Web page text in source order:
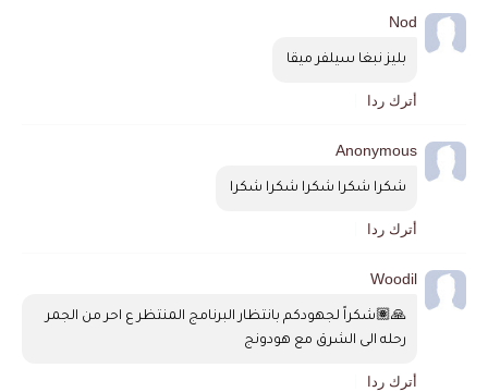
Nod
بليز نبغا سيلفر ميقا
أترك ردا
Anonymous
شكرا شكرا شكرا شكرا شكرا
أترك ردا
Woodil
🙏🏽شكراً لجهودكم بانتظار البرنامج المنتظر ع احر من الجمر
رحله الى الشرق مع هودونج
أترك ردا